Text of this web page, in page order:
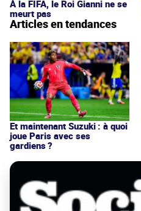
À la FIFA, le Roi Gianni ne se
meurt pas
Articles en tendances
Et maintenant Suzuki : à quoi
joue Paris avec ses
gardiens ?